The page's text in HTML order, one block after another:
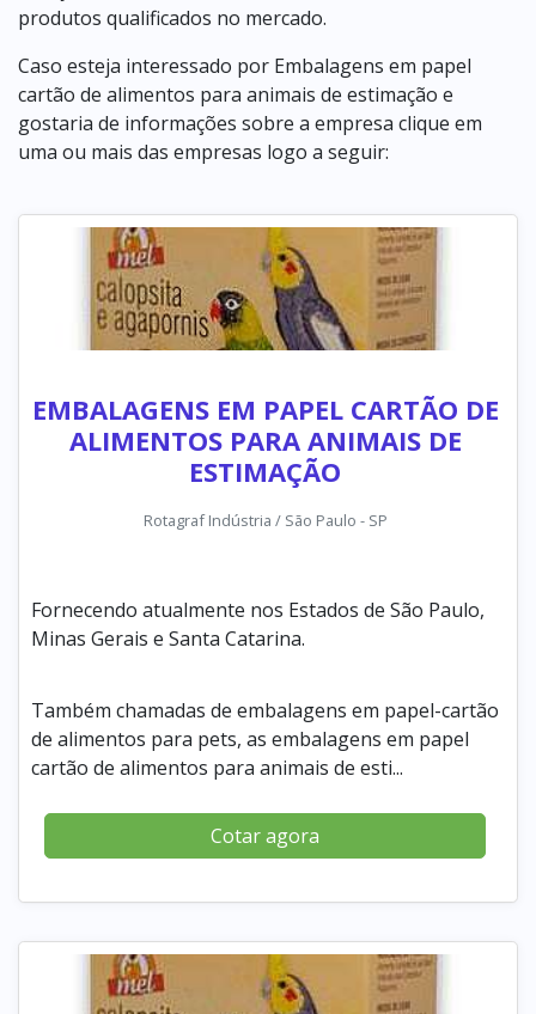
produtos qualificados no mercado.
Caso esteja interessado por Embalagens em papel
cartão de alimentos para animais de estimação e
gostaria de informações sobre a empresa clique em
uma ou mais das empresas logo a seguir:
EMBALAGENS EM PAPEL CARTÃO DE
ALIMENTOS PARA ANIMAIS DE
ESTIMAÇÃO
Rotagraf Indústria / São Paulo - SP
Fornecendo atualmente nos Estados de São Paulo,
Minas Gerais e Santa Catarina.
Também chamadas de embalagens em papel-cartão
de alimentos para pets, as embalagens em papel
cartão de alimentos para animais de esti...
Cotar agora